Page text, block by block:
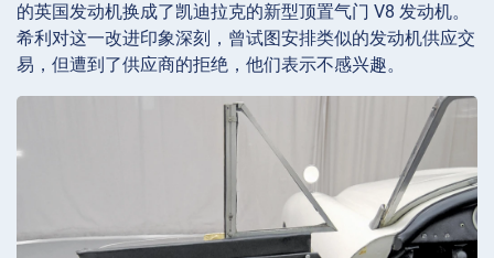
的英国发动机换成了凯迪拉克的新型顶置气门 V8 发动机。
希利对这一改进印象深刻，曾试图安排类似的发动机供应交
易，但遭到了供应商的拒绝，他们表示不感兴趣。